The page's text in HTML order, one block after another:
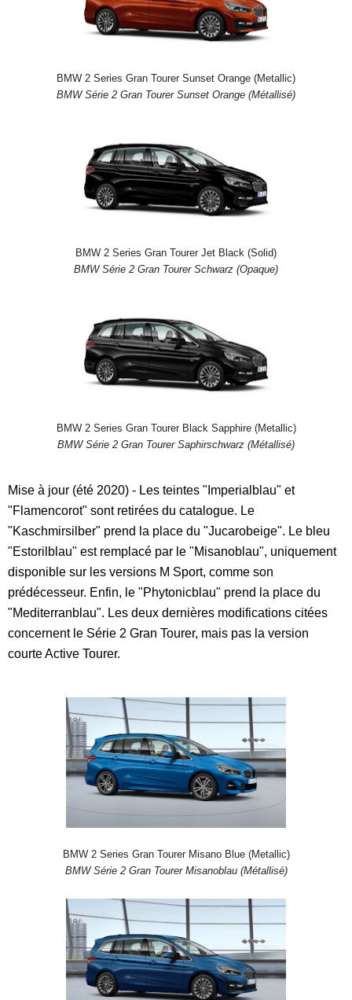
BMW 2 Series Gran Tourer Sunset Orange (Metallic)
BMW Série 2 Gran Tourer Sunset Orange (Métallisé)
BMW 2 Series Gran Tourer Jet Black (Solid)
BMW Série 2 Gran Tourer Schwarz (Opaque)
BMW 2 Series Gran Tourer Black Sapphire (Metallic)
BMW Série 2 Gran Tourer Saphirschwarz (Métallisé)
Mise à jour (été 2020) - Les teintes "Imperialblau" et
"Flamencorot" sont retirées du catalogue. Le
"Kaschmirsilber" prend la place du "Jucarobeige". Le bleu
"Estorilblau" est remplacé par le "Misanoblau", uniquement
disponible sur les versions M Sport, comme son
prédécesseur. Enfin, le "Phytonicblau" prend la place du
"Mediterranblau". Les deux dernières modifications citées
concernent le Série 2 Gran Tourer, mais pas la version
courte Active Tourer.
BMW 2 Series Gran Tourer Misano Blue (Metallic)
BMW Série 2 Gran Tourer Misanoblau (Métallisé)